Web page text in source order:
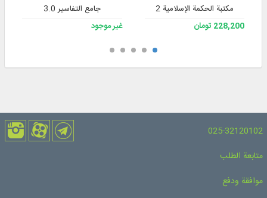
مکتبة الحکمة الإسلامیة 2
228,200 تومان
جامع التفاسير 3.0
غير موجود
025-32120102
متابعة الطلب
موافقة ودفع